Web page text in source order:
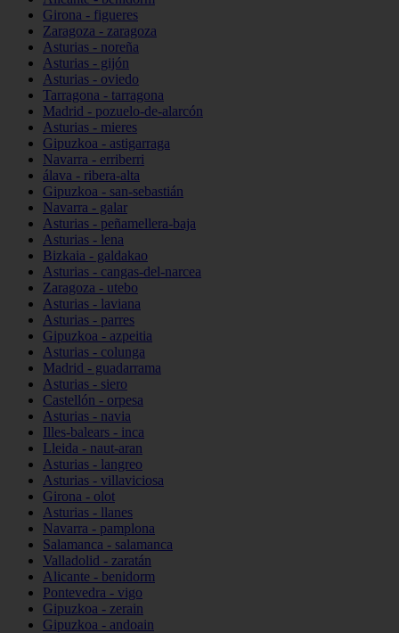
Girona - figueres
Zaragoza - zaragoza
Asturias - noreña
Asturias - gijón
Asturias - oviedo
Tarragona - tarragona
Madrid - pozuelo-de-alarcón
Asturias - mieres
Gipuzkoa - astigarraga
Navarra - erriberri
álava - ribera-alta
Gipuzkoa - san-sebastián
Navarra - galar
Asturias - peñamellera-baja
Asturias - lena
Bizkaia - galdakao
Asturias - cangas-del-narcea
Zaragoza - utebo
Asturias - laviana
Asturias - parres
Gipuzkoa - azpeitia
Asturias - colunga
Madrid - guadarrama
Asturias - siero
Castellón - orpesa
Asturias - navia
Illes-balears - inca
Lleida - naut-aran
Asturias - langreo
Asturias - villaviciosa
Girona - olot
Asturias - llanes
Navarra - pamplona
Salamanca - salamanca
Valladolid - zaratán
Alicante - benidorm
Pontevedra - vigo
Gipuzkoa - zerain
Gipuzkoa - andoain